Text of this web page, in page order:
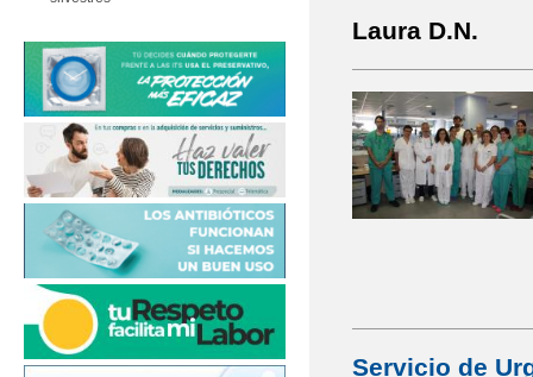
Laura D.N.
Servicio de